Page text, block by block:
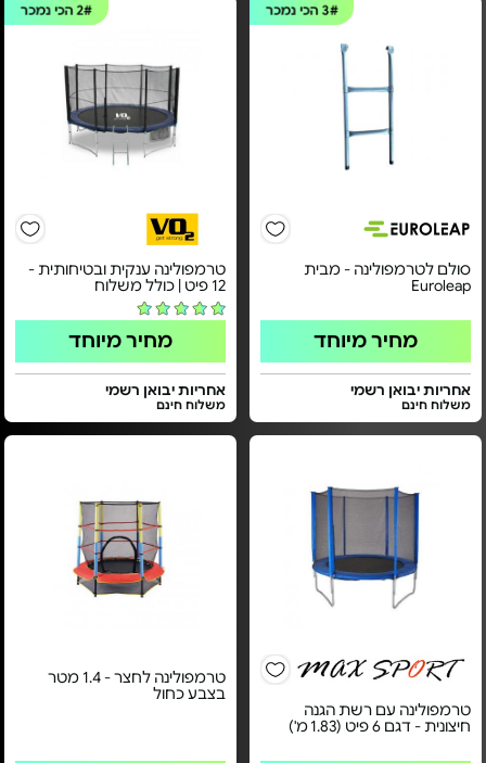
3#הכי נמכר
סולם לטרמפולינה - מבית
Euroleap
מחיר מיוחד
אחריות יבואן רשמי
משלוח חינם
2#הכי נמכר
טרמפולינה ענקית ובטיחותית -
12 פיט | כולל משלוח
מחיר מיוחד
אחריות יבואן רשמי
משלוח חינם
טרמפולינה עם רשת הגנה
חיצונית - דגם 6 פיט (1.83 מ')
טרמפולינה לחצר - 1.4 מטר
בצבע כחול